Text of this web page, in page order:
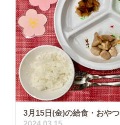
3月15日(金)の給食・おやつ